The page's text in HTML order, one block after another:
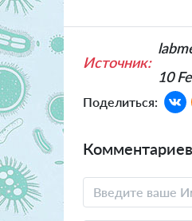
Источник:
10
Поделиться: